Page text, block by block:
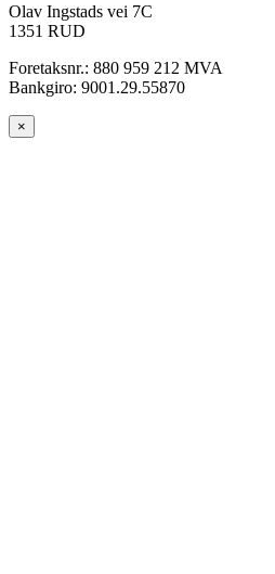
Olav Ingstads vei 7C
1351 RUD
Foretaksnr.: 880 959 212 MVA
Bankgiro: 9001.29.55870
×